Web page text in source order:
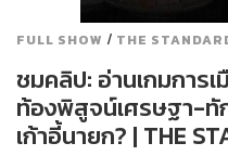
FULL SHOW / THE
ชมคลิป: อ่านเกมการ
ท้องพิสูจน์เศรษฐา-
เก้าอี้นายก? | THE